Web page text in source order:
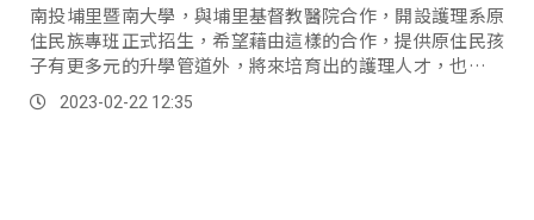
南投埔里暨南大學，與埔里基督教醫院合作，開設護理系原
住民族專班正式招生，希望藉由這樣的合作，提供原住民孩
子有更多元的升學管道外，將來培育出的護理人才，也有助
於地方醫療量能的提升。
2023-02-22 12:35